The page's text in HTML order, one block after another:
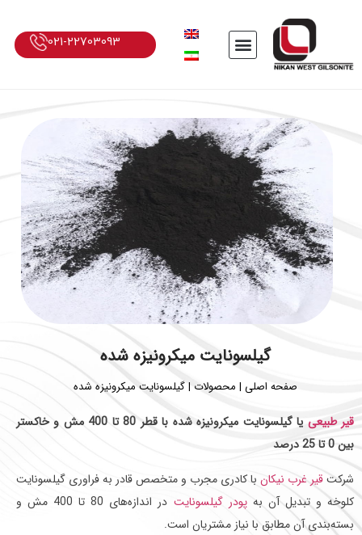
021-22703093
گیلسونایت میکرونیزه شده
صفحه اصلی | محصولات |گیلسونایت میکرونیزه شده
قیر طبیعی یاگیلسونایت
میکرونیزه شده با قطر 80 تا 400 مش و خاکستر
بین 0 تا 25 درصد
شرکتقیر غرب نیکان با کادری مجرب و متخصص قادر به فراوری گیلسونایت
کلوخه و تبدیل آن بهپودر گیلسونایت
در اندازه‌های 80 تا 400 مش و
بسته‌بندی آن مطابق با نیاز مشتریان است.